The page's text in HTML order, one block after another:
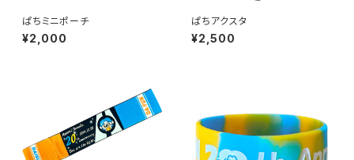
ぱちミニポーチ
¥2,000
ぱちアクスタ
¥2,500